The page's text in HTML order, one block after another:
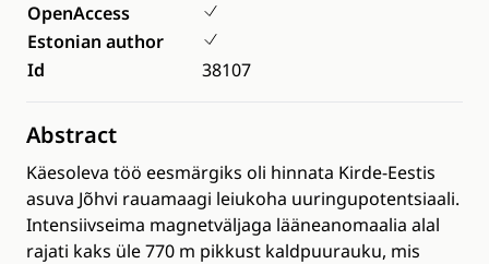
OpenAccess
Estonian author
Id
38107
Abstract
Käesoleva töö eesmärgiks oli hinnata Kirde-Eestis
asuva Jõhvi rauamaagi leiukoha uuringupotentsiaali.
Intensiivseima magnetväljaga lääneanomaalia alal
rajati kaks üle 770 m pikkust kaldpuurauku, mis